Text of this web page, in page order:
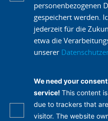
personenbezogenen
gespeichert werden.
jederzeit für die
etwa die
unserer
We need your
service! This content
due to trackers that
visitor. The website